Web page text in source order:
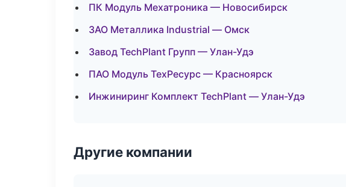
ПК Модуль Мехатроника — Новосибирск
ЗАО Металлика Industrial — Омск
Завод TechPlant Групп — Улан-Удэ
ПАО Модуль ТехРесурс — Красноярск
Инжиниринг Комплект TechPlant — Улан-Удэ
Другие компании